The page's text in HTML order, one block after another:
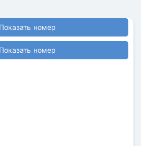
Показать номер
Показать номер